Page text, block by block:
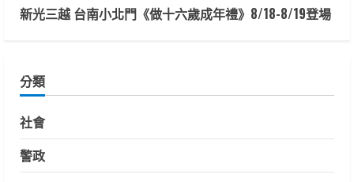
新光三越 台南小北門《做十六歲成年禮》8/18-8/19登場
分類
社會
警政